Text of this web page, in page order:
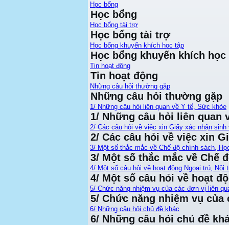
Học bổng
Học bổng
Học bổng tài trợ
Học bổng tài trợ
Học bổng khuyến khích học tập
Học bổng khuyến khích học
Tin hoạt động
Tin hoạt động
Những câu hỏi thường gặp
Những câu hỏi thường gặp
1/ Những câu hỏi liên quan về Y tế, Sức khỏe
1/ Những câu hỏi liên quan
2/ Các câu hỏi về việc xin Giấy xác nhận sinh
2/ Các câu hỏi về việc xin
3/ Một số thắc mắc về Chế độ chính sách,
3/ Một số thắc mắc về Chế
4/ Một số câu hỏi về hoạt động Ngoại trú, Nội
4/ Một số câu hỏi về hoạt
5/ Chức năng nhiệm vụ của các đơn vị liên
5/ Chức năng nhiệm vụ
6/ Những câu hỏi chủ đề khác
6/ Những câu hỏi chủ đề